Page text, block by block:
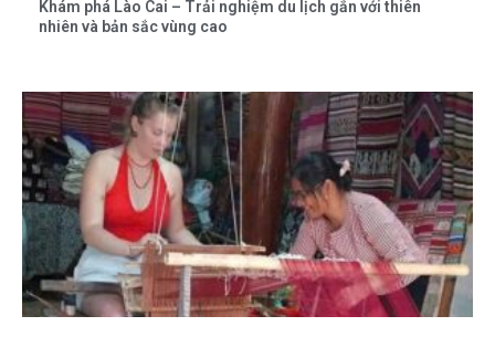
Khám phá Lào Cai – Trải nghiệm du lịch gắn với thiên
nhiên và bản sắc vùng cao